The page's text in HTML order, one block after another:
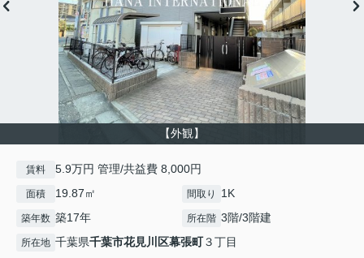
【外観】
賃料 5.9万円 管理/共益費 8,000円
面積 19.87㎡ 間取り 1K
築年数 築17年 所在階 3階/3階建
所在地 千葉県千葉市花見川区幕張町３丁目